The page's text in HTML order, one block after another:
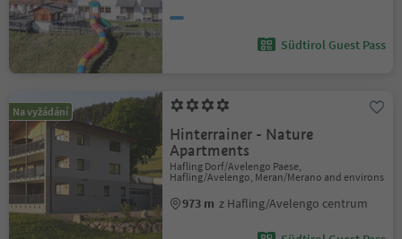
Südtirol Guest Pass
Na vyžádání
Hinterrainer - Nature
Apartments
Hafling Dorf/Avelengo Paese,
Hafling/Avelengo, Meran/Merano and environs
973 m z Hafling/Avelengo centrum